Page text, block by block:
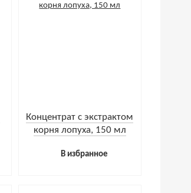
Концентрат с экстрактом
корня лопуха, 150 мл
В избранное